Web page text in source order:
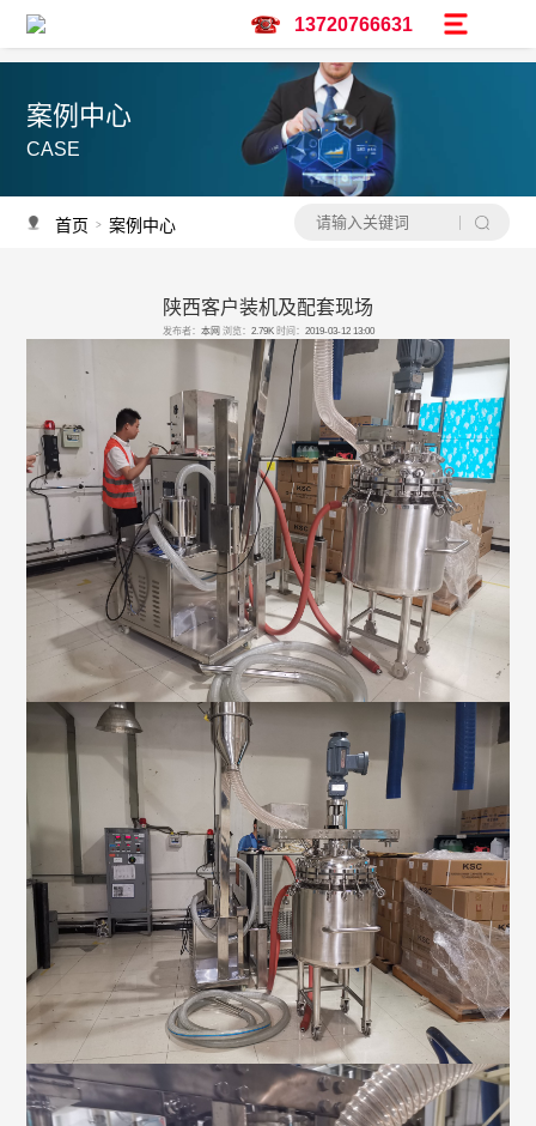
13720766631
案例中心
CASE
首页 > 案例中心
予辉实验仪器亮相广州保利世贸博览馆-CPHI & PMEC China主题巡展华
调速双层玻璃反应釜
低温冷却液循环泵怎么选？
水热合成釜过程中会不会沸腾？
水热合成釜是做什么用的？
反应釜生产设备厂家-予辉仪器
玻璃反应釜用途有哪些？
玻璃反应釜厂家
陕西客户装机及配套现场
发布者： 本网 浏览： 2.79K 时间： 2019-03-12 13:00